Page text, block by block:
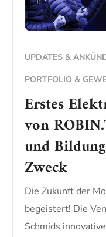
UPDATES &
PORTFOLIO &
Erstes
von
und
Zweck
Die Zukunft der
begeistert! Die
Schmids